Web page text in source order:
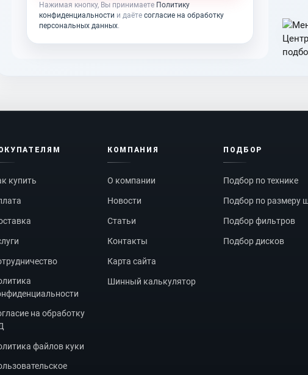
Нажимая кнопку, Вы принимаете Политику
конфиденциальности и даётесогласие на обработку
персональных данных.
купить
на обработку
файлов куки
КОМПАНИЯ
О компании
Новости
Статьи
Контакты
Карта сайта
Шинный калькулятор
ПОДБОР
Подбор по технике
Подбор по размеру
Подбор фильтров
Подбор дисков